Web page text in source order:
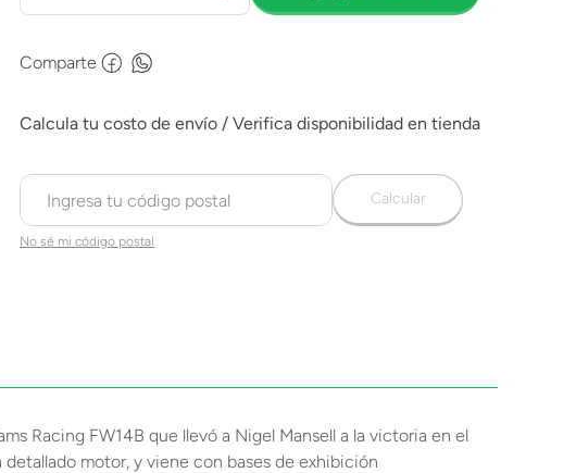
Comparte
No sé mi código postal
Calcular
Racing FW14B que llevó a Nigel Mansell a la victoria en el
motor, y viene con bases de exhibición